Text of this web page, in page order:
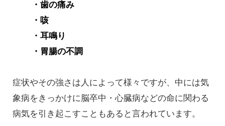
・歯の痛み
・咳
・耳鳴り
・胃腸の不調
症状やその強さは人によって様々ですが、中には気
象病をきっかけに脳卒中・心臓病などの命に関わる
病気を引き起こすこともあると言われています。